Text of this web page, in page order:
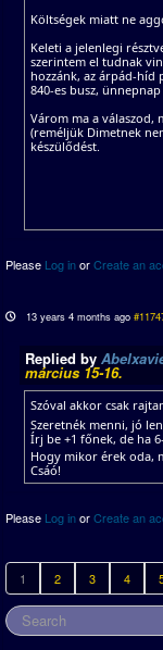
Költségek miatt ne
Keleti a jelenlegi
szerintem el tudnak
hozzánk, az árpád-
840-es busz,
Várom ma a
(reméljük Dimetnek
készülődést.
Please Log inorCreate an
13 years 4 months ago
Replied by
március 15-16.
Szóval akkor csak
Szeretnék menni, jó
Írj be +1 főnek, de ha
Hogy mikor érek oda,
Csáó!
Please Log inorCreate an
1 2 3 4